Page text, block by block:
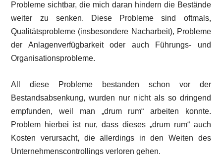
Probleme sichtbar, die mich daran hindern die Bestände
weiter zu senken. Diese Probleme sind oftmals,
Qualitätsprobleme (insbesondere Nacharbeit), Probleme
der Anlagenverfügbarkeit oder auch Führungs- und
Organisationsprobleme.
All diese Probleme bestanden schon vor der
Bestandsabsenkung, wurden nur nicht als so dringend
empfunden, weil man „drum rum“ arbeiten konnte.
Problem hierbei ist nur, dass dieses „drum rum“ auch
Kosten verursacht, die allerdings in den Weiten des
Unternehmenscontrollings verloren gehen.